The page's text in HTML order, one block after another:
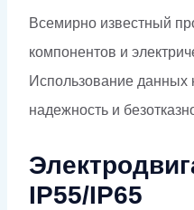
Всемирно известный
компонентов и
Использование данных
надежность и
IP55/IP65